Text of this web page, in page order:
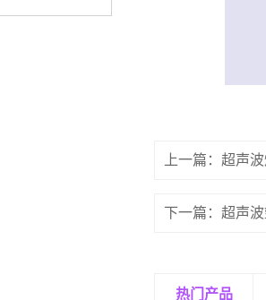
上一篇：超声
下一篇：超声
热门产品